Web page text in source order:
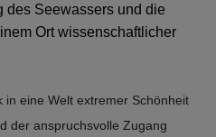
des Seewassers und die
Ort wissenschaftlicher
eine Welt extremer Schönheit
der anspruchsvolle Zugang